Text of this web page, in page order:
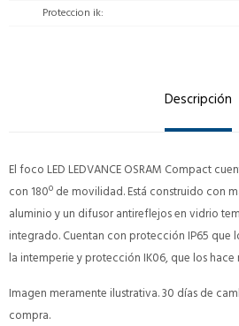
Proteccion ik
Descripción
El foco LED LEDVANCE OSRAM Compact
con 180º de movilidad. Está construido con
aluminio y un difusor antireflejos en vidrio
integrado. Cuentan con protección IP65 que
la intemperie y protección IK06, que los hace
Imagen meramente ilustrativa. 30 días de
compra.